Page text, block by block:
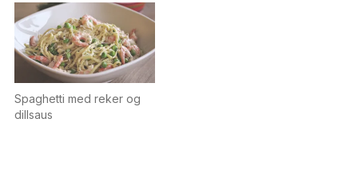
Spaghetti med reker og
dillsaus